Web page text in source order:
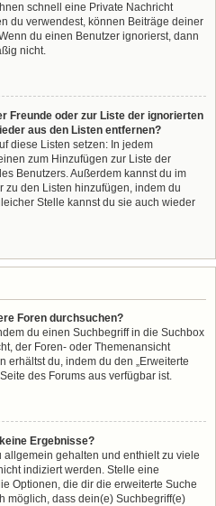
schnell eine Private Nachricht
du verwendest, können Beiträge deiner
du einen Benutzer ignorierst, dann
nicht.
Freunde oder zur Liste der ignorierten
aus den Listen entfernen?
diese Listen setzen: In jedem
zum Hinzufügen zur Liste der
Benutzers. Außerdem kannst du im
den Listen hinzufügen, indem du
Stelle kannst du sie auch wieder
Foren durchsuchen?
du einen Suchbegriff in die Suchbox
der Foren- oder Themenansicht
erhältst du, indem du den „Erweiterte
des Forums aus verfügbar ist.
Ergebnisse?
gehalten und enthielt zu viele
indiziert werden. Stelle eine
Optionen, die dir die erweiterte Suche
möglich, dass dein(e) Suchbegriff(e)